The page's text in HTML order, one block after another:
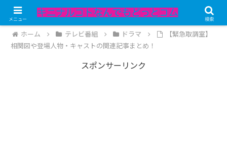
記事内にPRが含まれています。
ホーム テレビ番組 ドラマ
【緊急取調室】
相関図や登場人物・キャストの関連記事まとめ！
スポンサーリンク
メニュー 検索